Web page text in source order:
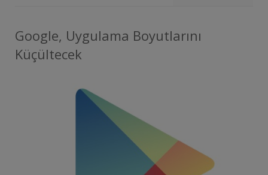
Google, Uygulama Boyutlarını
Küçültecek